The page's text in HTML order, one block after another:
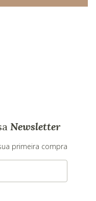
Newsletter
primeira compra